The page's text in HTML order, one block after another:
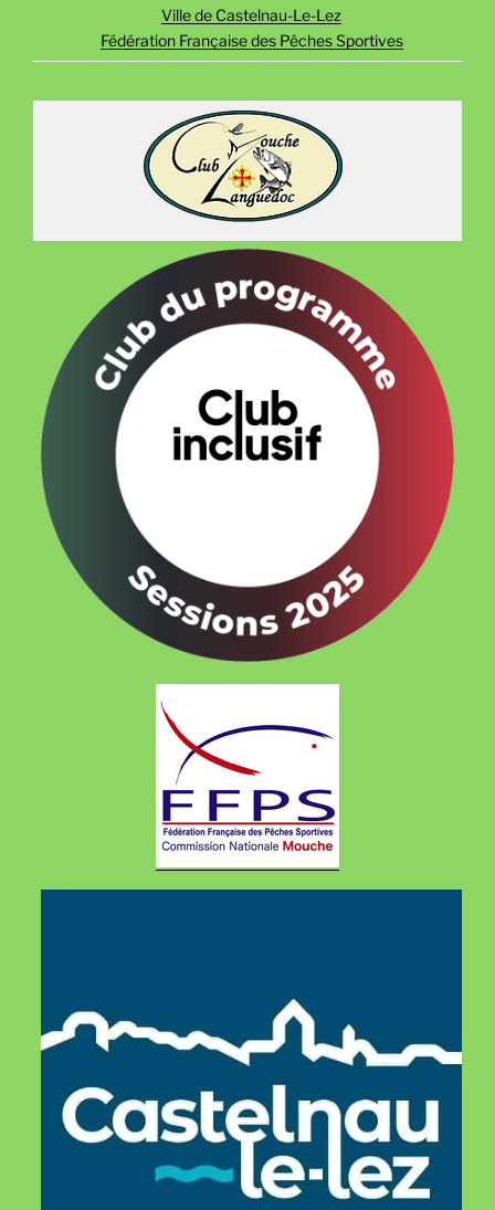
Ville de Castelnau-Le-Lez
Fédération Française des Pêches Sportives